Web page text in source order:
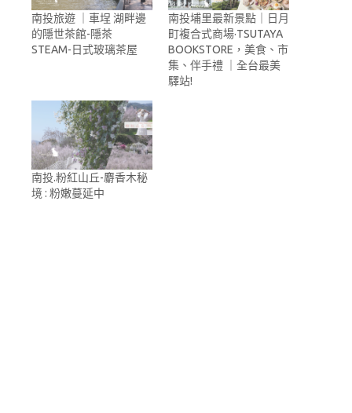
南投旅遊 ｜車埕 湖畔邊
的隱世茶館-隱茶
STEAM-日式玻璃茶屋
南投埔里最新景點｜日月
町複合式商場·TSUTAYA
BOOKSTORE，美食、市
集、伴手禮 ｜全台最美
驛站!
南投.粉紅山丘-麝香木秘
境 : 粉嫩蔓延中